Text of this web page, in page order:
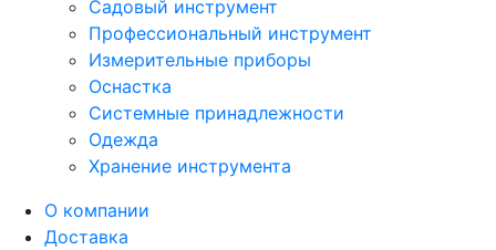
Садовый инструмент
Профессиональный инструмент
Измерительные приборы
Оснастка
Системные принадлежности
Одежда
Хранение инструмента
О компании
Доставка